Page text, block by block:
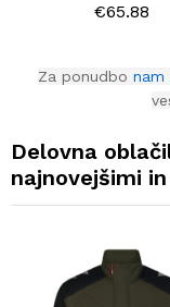
€65.88
Za ponudbo nam
Delovna
najnovejšimi